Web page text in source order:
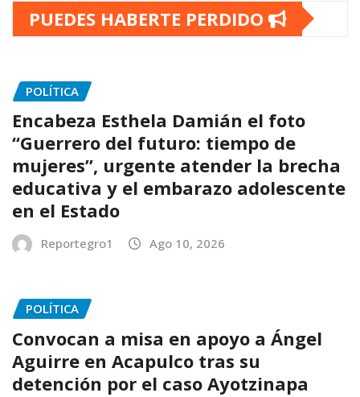
PUEDES HABERTE PERDIDO
POLÍTICA
Encabeza Esthela Damián el foto
“Guerrero del futuro: tiempo de
mujeres”, urgente atender la brecha
educativa y el embarazo adolescente
en el Estado
Reportegro1 Ago 10, 2026
POLÍTICA
Convocan a misa en apoyo a Ángel
Aguirre en Acapulco tras su
detención por el caso Ayotzinapa